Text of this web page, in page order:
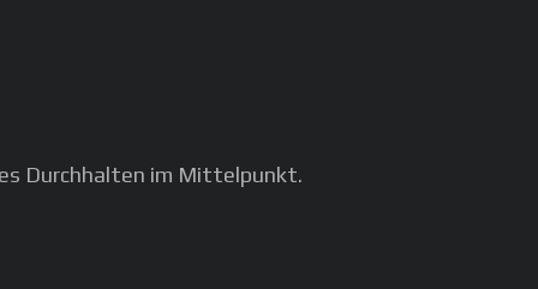
Durchhalten im Mittelpunkt.